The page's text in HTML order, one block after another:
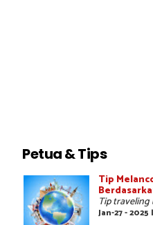
Petua & Tips
Tip
Tip
Jan-27 - 2025 |